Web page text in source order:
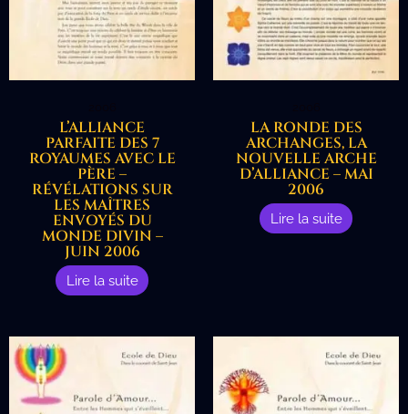
L’ALLIANCE
PARFAITE DES 7
ROYAUMES AVEC LE
PÈRE –
RÉVÉLATIONS SUR
LES MAÎTRES
ENVOYÉS DU
MONDE DIVIN –
JUIN 2006
Lire la suite
LA RONDE DES
ARCHANGES, LA
NOUVELLE ARCHE
D’ALLIANCE – MAI
2006
Lire la suite